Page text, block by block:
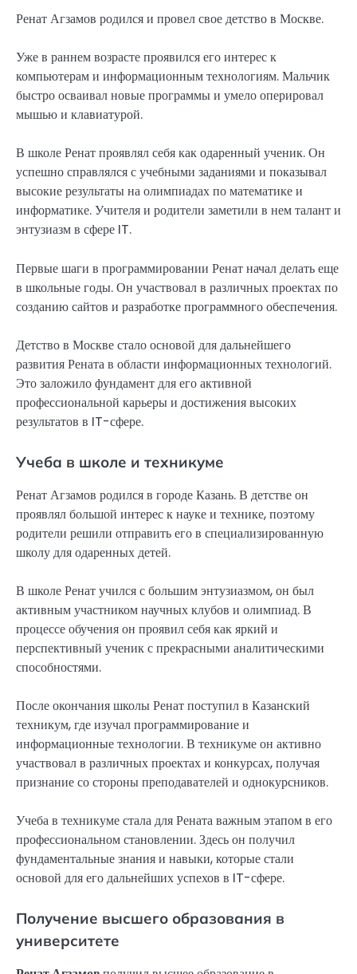
Ренат Агзамов родился и провел свое детство в Москве.
Уже в раннем возрасте проявился его интерес к
компьютерам и информационным технологиям. Мальчик
быстро осваивал новые программы и умело оперировал
мышью и клавиатурой.
В школе Ренат проявлял себя как одаренный ученик. Он
успешно справлялся с учебными заданиями и показывал
высокие результаты на олимпиадах по математике и
информатике. Учителя и родители заметили в нем талант и
энтузиазм в сфере IT.
Первые шаги в программировании Ренат начал делать еще
в школьные годы. Он участвовал в различных проектах по
созданию сайтов и разработке программного обеспечения.
Детство в Москве стало основой для дальнейшего
развития Рената в области информационных технологий.
Это заложило фундамент для его активной
профессиональной карьеры и достижения высоких
результатов в IT-сфере.
Учеба в школе и техникуме
Ренат Агзамов родился в городе Казань. В детстве он
проявлял большой интерес к науке и технике, поэтому
родители решили отправить его в специализированную
школу для одаренных детей.
В школе Ренат учился с большим энтузиазмом, он был
активным участником научных клубов и олимпиад. В
процессе обучения он проявил себя как яркий и
перспективный ученик с прекрасными аналитическими
способностями.
После окончания школы Ренат поступил в Казанский
техникум, где изучал программирование и
информационные технологии. В техникуме он активно
участвовал в различных проектах и конкурсах, получая
признание со стороны преподавателей и однокурсников.
Учеба в техникуме стала для Рената важным этапом в его
профессиональном становлении. Здесь он получил
фундаментальные знания и навыки, которые стали
основой для его дальнейших успехов в IT-сфере.
Получение высшего образования в
университете